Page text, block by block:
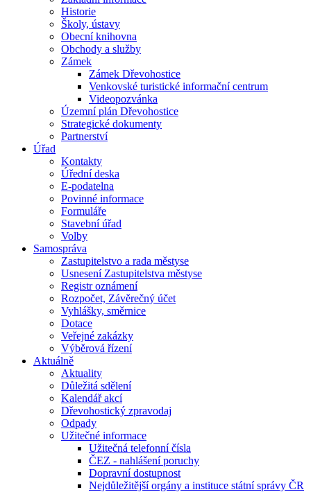
Historie
Školy, ústavy
Obecní knihovna
Obchody a služby
Zámek
Zámek Dřevohostice
Venkovské turistické informační centrum
Videopozvánka
Územní plán Dřevohostice
Strategické dokumenty
Partnerství
Úřad
Kontakty
Úřední deska
E-podatelna
Povinné informace
Formuláře
Stavební úřad
Volby
Samospráva
Zastupitelstvo a rada městyse
Usnesení Zastupitelstva městyse
Registr oznámení
Rozpočet, Závěrečný účet
Vyhlášky, směrnice
Dotace
Veřejné zakázky
Výběrová řízení
Aktuálně
Aktuality
Důležitá sdělení
Kalendář akcí
Dřevohostický zpravodaj
Odpady
Užitečné informace
Užitečná telefonní čísla
ČEZ - nahlášení poruchy
Dopravní dostupnost
Nejdůležitější orgány a instituce státní správy ČR